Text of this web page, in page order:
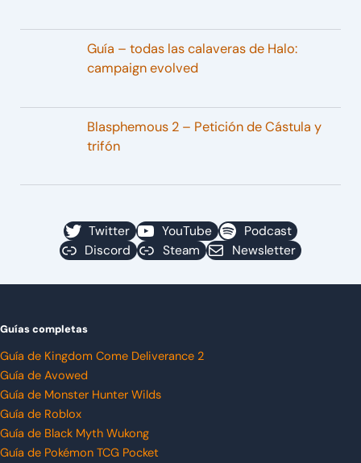
Guía – todas las calaveras de Halo:
campaign evolved
Blasphemous 2 – Petición de Cástula y
trifón
Twitter YouTube
Podcast
Discord
Steam Newsletter
Guías completas
Guía de Kingdom Come Deliverance 2
Guía de Avowed
Guía de Monster Hunter Wilds
Guía de Roblox
Guía de Black Myth Wukong
Guía de Pokémon TCG Pocket